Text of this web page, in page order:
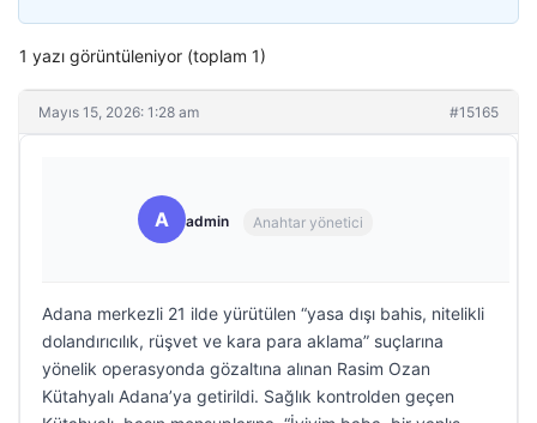
1 yazı görüntüleniyor (toplam 1)
Mayıs 15, 2026: 1:28 am #15165
A admin Anahtar yönetici
Adana merkezli 21 ilde yürütülen “yasa dışı bahis, nitelikli
dolandırıcılık, rüşvet ve kara para aklama” suçlarına
yönelik operasyonda gözaltına alınan Rasim Ozan
Kütahyalı Adana’ya getirildi. Sağlık kontrolden geçen